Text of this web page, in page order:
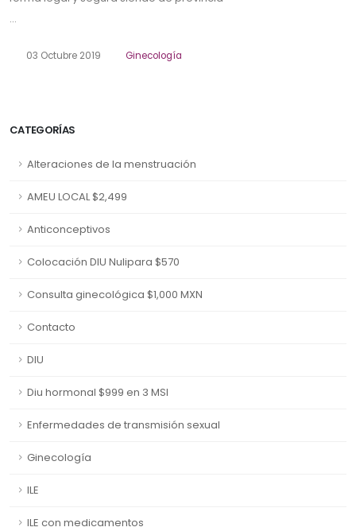
CATEGORÍAS
Alteraciones de la menstruación
AMEU LOCAL $2,499
Anticonceptivos
Colocación DIU Nulipara $570
Consulta ginecológica $1,000 MXN
Contacto
DIU
Diu hormonal $999 en 3 MSI
Enfermedades de transmisión sexual
Ginecología
ILE
ILE con medicamentos
...
03 Octubre 2019 Ginecología